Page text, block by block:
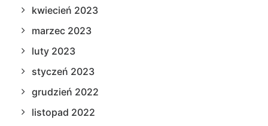
kwiecień 2023
marzec 2023
luty 2023
styczeń 2023
grudzień 2022
listopad 2022